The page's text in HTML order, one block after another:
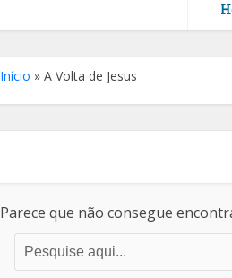
Início » A Volta de Jesus
Parece que não consegue